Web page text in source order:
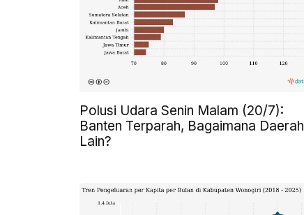
Polusi Udara Senin Malam (20/7):
Banten Terparah, Bagaimana Daerah
Lain?